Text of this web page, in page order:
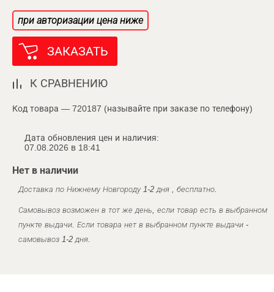
при авторизации цена ниже
ЗАКАЗАТЬ
К СРАВНЕНИЮ
Код товара — 720187 (называйте при заказе по телефону)
Дата обновления цен и наличия:
07.08.2026 в 18:41
Нет в наличии
Доставка по Нижнему Новгороду 1-2 дня , бесплатно.
Самовывоз возможен в тот же день, если товар есть в выбранном
пункте выдачи. Если товара нет в выбранном пункте выдачи -
самовывоз 1-2 дня.